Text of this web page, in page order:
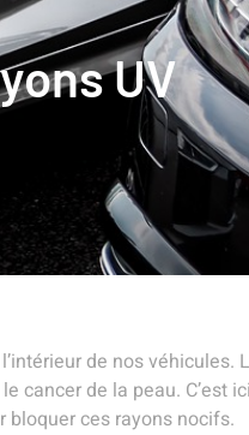
UV
de nos véhicules.
cancer de la peau. C’est
bloquer ces rayons nocifs.